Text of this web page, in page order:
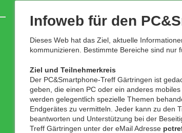
Infoweb für den
Dieses Web hat das Ziel, aktuelle
kommunizieren. Bestimmte Bereiche sind nur
Ziel und Teilnehmerkreis
Der PC&Smartphone-Treff Gärtringen ist
geben, die einen PC oder ein anderes
werden gelegentlich spezielle Themen
Endgerätes zu vermitteln. Jeder kann zu den
beantworten und Unterstützung bei der
Treff Gärtringen unter der eMail Adresse